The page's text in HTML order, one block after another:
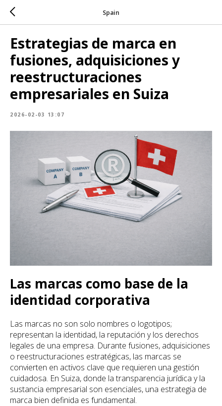
Spain
Estrategias de marca en
fusiones, adquisiciones y
reestructuraciones
empresariales en Suiza
2026-02-03 13:07
Las marcas como base de la
identidad corporativa
Las marcas no son solo nombres o logotipos;
representan la identidad, la reputación y los derechos
legales de una empresa. Durante fusiones, adquisiciones
o reestructuraciones estratégicas, las marcas se
convierten en activos clave que requieren una gestión
cuidadosa. En Suiza, donde la transparencia jurídica y la
sustancia empresarial son esenciales, una estrategia de
marca bien definida es fundamental.